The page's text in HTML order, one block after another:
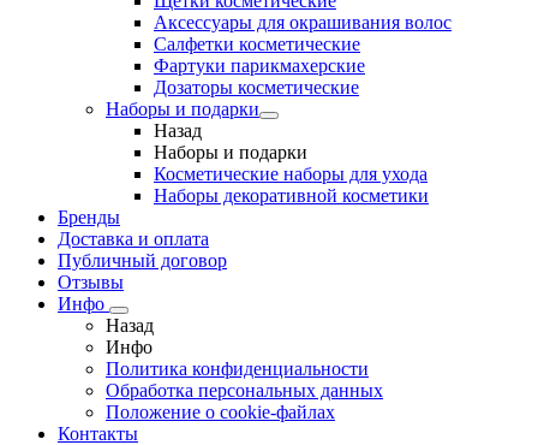
Аксессуары для окрашивания волос
Салфетки косметические
Фартуки парикмахерские
Дозаторы косметические
Наборы и подарки
Назад
Наборы и подарки
Косметические наборы для ухода
Наборы декоративной косметики
Бренды
Доставка и оплата
Публичный договор
Отзывы
Инфо
Назад
Инфо
Политика конфиденциальности
Обработка персональных данных
Положение о cookie-файлах
Контакты